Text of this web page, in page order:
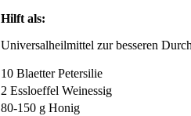
Hilft als:
Universalheilmittel zur besseren
10 Blaetter Petersilie
2 Essloeffel Weinessig
80-150 g Honig